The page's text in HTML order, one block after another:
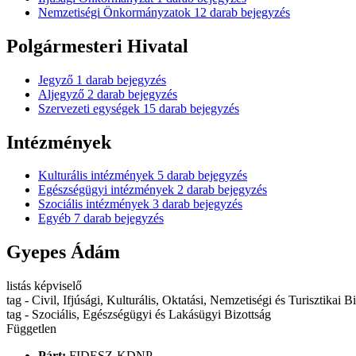
Nemzetiségi Önkormányzatok 12 darab bejegyzés
Polgármesteri Hivatal
Jegyző 1 darab bejegyzés
Aljegyző 2 darab bejegyzés
Szervezeti egységek 15 darab bejegyzés
Intézmények
Kulturális intézmények 5 darab bejegyzés
Egészségügyi intézmények 2 darab bejegyzés
Szociális intézmények 3 darab bejegyzés
Egyéb 7 darab bejegyzés
Gyepes Ádám
listás képviselő
tag - Civil, Ifjúsági, Kulturális, Oktatási, Nemzetiségi és Turisztikai
tag - Szociális, Egészségügyi és Lakásügyi Bizottság
Független